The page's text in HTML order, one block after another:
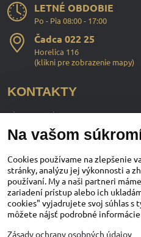
LETNÉ OBDOBIE
Po - Pia 08:00 - 17:00
Čadca 022 25
Horelica 116
(klikni pre zobrazenie mapy)
KONTAKTY
ChopperStyle s.r.o.
Ing. Martin Murčo
+421 911 364 555
Instagram
Na vašom
Cookies používame na zlepšenie
stránky, analýzu jej výkonnosti a
používaní. My a naši partneri
zariadení prístup alebo ich
cookies" vyjadrujete svoj súhlas s
môžete nájsť podrobné
Zásady ochrany osobných údajov